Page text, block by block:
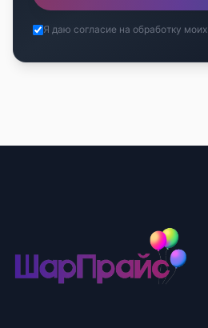
Я даю согласие на обработку моих